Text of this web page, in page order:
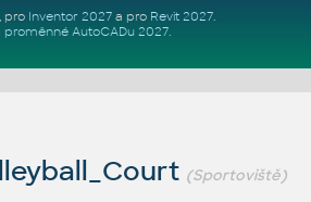
pro Inventor 2027a pro Revit 2027.
proměnné AutoCADu 2027.
(Sportoviště)